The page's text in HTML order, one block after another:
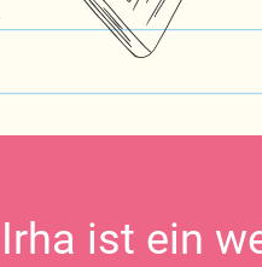
Irha ist ein